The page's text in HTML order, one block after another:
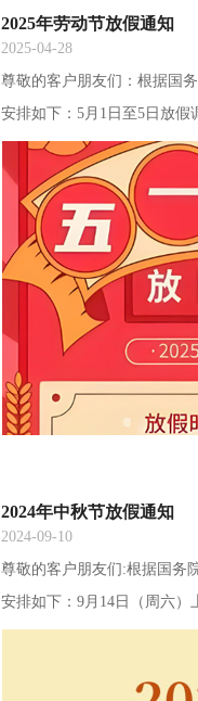
2025年劳动节放假通知
2025-04-28
尊敬的客户朋友们：根据国
安排如下：5月1日至5日放
祝大家渡过一个轻松愉悦的
2024年中秋节放假通知
2024-09-10
尊敬的客户朋友们:根据国务
安排如下：9月14日（周六）
3天。9月18日（星期三）上